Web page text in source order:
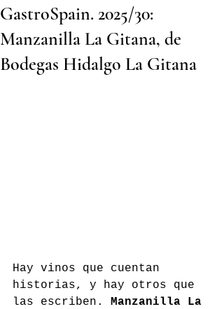
GastroSpain. 2025/30:
Manzanilla La Gitana, de
Bodegas Hidalgo La Gitana
Hay vinos que cuentan
historias, y hay otros que
las escriben.
Manzanilla La